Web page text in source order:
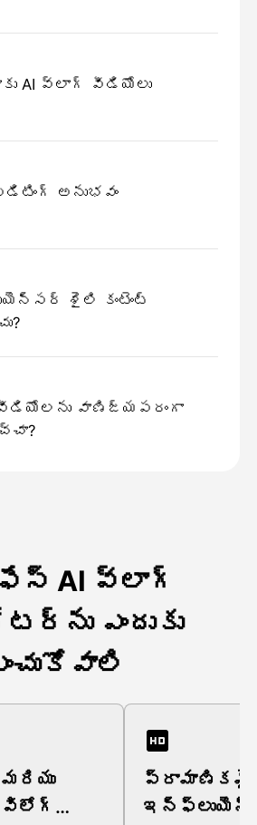
AI వ్లాగ్ వీడియోలు
అనుభవం
శైలి కంటెంట్
వీడియోలను వాణిజ్యపరంగా
AI వ్లాగ్
ఎందుకు